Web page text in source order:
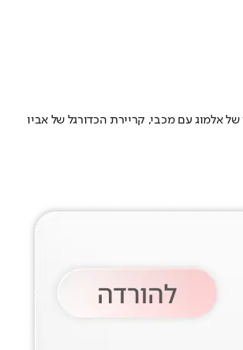
אלמוג עם מכבי, קריירת הכדורגל של אביו